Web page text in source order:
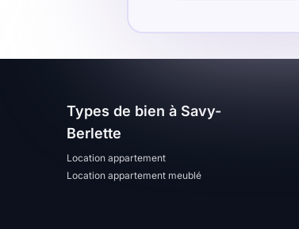
T11 T12
Types de bien à Savy-
Berlette
Location appartement
Location appartement meublé